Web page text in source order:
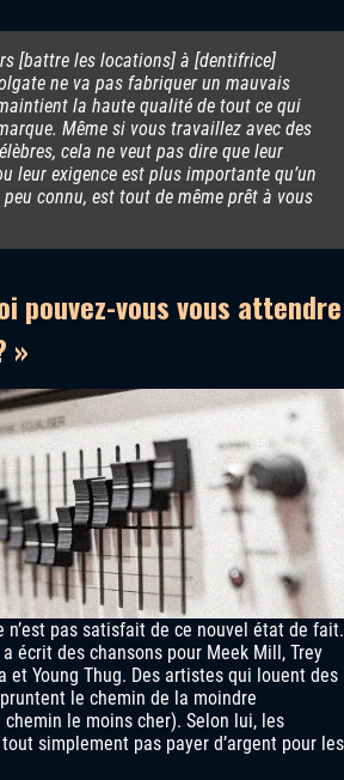
[battre les locations] à [dentifrice]
ne va pas fabriquer un mauvais
la haute qualité de tout ce qui
Même si vous travaillez avec des
cela ne veut pas dire que leur
leur exigence est plus importante qu’un
connu, est tout de même prêt à vous
pouvez-vous vous attendre
»
n’est pas satisfait de ce nouvel état de fait.
écrit des chansons pour Meek Mill, Trey
et Young Thug. Des artistes qui louent des
le chemin de la moindre
le moins cher). Selon lui, les
simplement pas payer d’argent pour les